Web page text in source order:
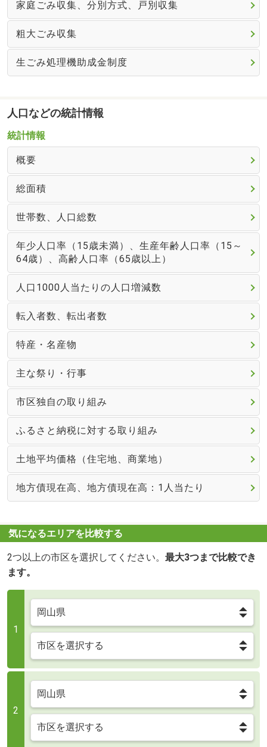
家庭ごみ収集、分別方式、戸別収集
粗大ごみ収集
生ごみ処理機助成金制度
人口などの統計情報
統計情報
概要
総面積
世帯数、人口総数
年少人口率（15歳未満）、生産年齢人口率（15～
64歳）、高齢人口率（65歳以上）
人口1000人当たりの人口増減数
転入者数、転出者数
特産・名産物
主な祭り・行事
市区独自の取り組み
ふるさと納税に対する取り組み
土地平均価格（住宅地、商業地）
地方債現在高、地方債現在高：1人当たり
気になるエリアを比較する
2つ以上の市区を選択してください。 最大3つまで比較でき
ます。
1
2